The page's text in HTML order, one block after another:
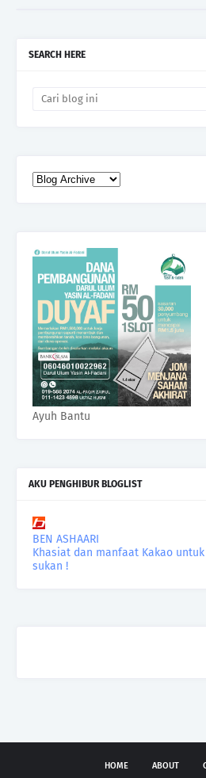
SEARCH HERE
Ayuh Bantu
AKU PENGHIBUR BLOGLIST
BEN ASHAARI
Khasiat dan manfaat Kakao
sukan !
HOME ABOUT